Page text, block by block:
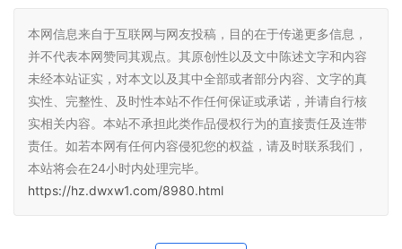
本网信息来自于互联网与网友投稿，目的在于传递更多信息，
并不代表本网赞同其观点。其原创性以及文中陈述文字和内容
未经本站证实，对本文以及其中全部或者部分内容、文字的真
实性、完整性、及时性本站不作任何保证或承诺，并请自行核
实相关内容。本站不承担此类作品侵权行为的直接责任及连带
责任。如若本网有任何内容侵犯您的权益，请及时联系我们，
本站将会在24小时内处理完毕。
https://hz.dwxw1.com/8980.html